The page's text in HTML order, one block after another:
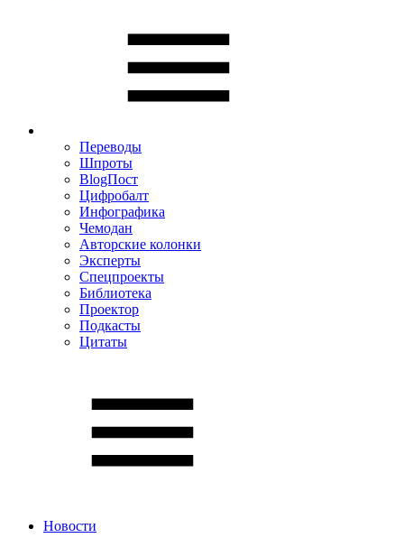
Переводы
Шпроты
BlogПост
Цифробалт
Инфографика
Чемодан
Авторские колонки
Эксперты
Спецпроекты
Библиотека
Проектор
Подкасты
Цитаты
Новости